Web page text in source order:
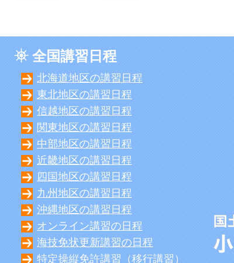
全国講習日程
北海道地区の講習日程
東北地区の講習日程
信越地区の講習日程
関東地区の講習日程
中部地区の講習日程
近畿地区の講習日程
四国地区の講習日程
九州地区の講習日程
沖縄地区の講習日程
オンライン講習の日程
海技免状更新講習の日程
特定操縦免許講習（移行講習）